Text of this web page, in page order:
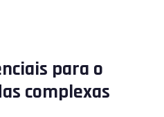
para o
complexas